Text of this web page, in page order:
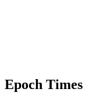
Epoch Times